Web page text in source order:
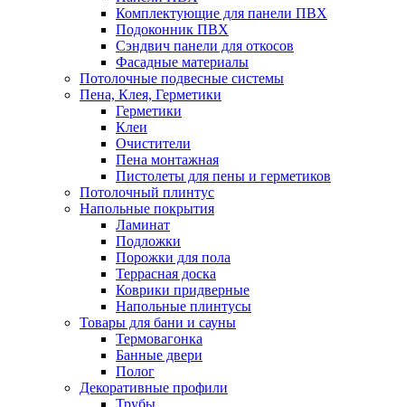
Комплектующие для панели ПВХ
Подоконник ПВХ
Сэндвич панели для откосов
Фасадные материалы
Потолочные подвесные системы
Пена, Клея, Герметики
Герметики
Клеи
Очистители
Пена монтажная
Пистолеты для пены и герметиков
Потолочный плинтус
Напольные покрытия
Ламинат
Подложки
Порожки для пола
Террасная доска
Коврики придверные
Напольные плинтусы
Товары для бани и сауны
Термовагонка
Банные двери
Полог
Декоративные профили
Трубы